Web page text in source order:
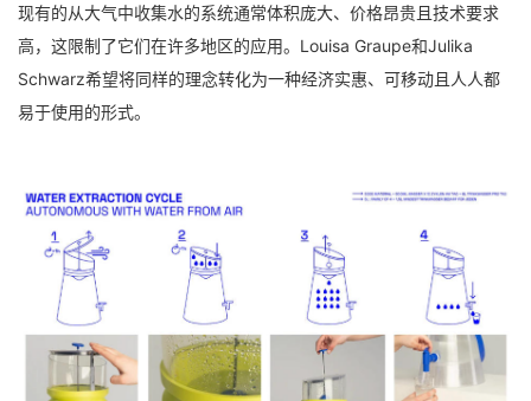
现有的从大气中收集水的系统通常体积庞大、价格昂贵且技术要求
高，这限制了它们在许多地区的应用。Louisa Graupe和Julika
Schwarz希望将同样的理念转化为一种经济实惠、可移动且人人都
易于使用的形式。